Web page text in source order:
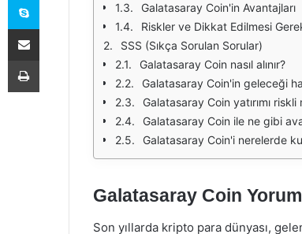
Galatasaray Coin'in Avantajları
Riskler ve Dikkat Edilmesi
SSS (Sıkça Sorulan Sorular)
Galatasaray Coin nasıl alınır?
Galatasaray Coin'in geleceği
Galatasaray Coin yatırımı riskli
Galatasaray Coin ile ne gibi
Galatasaray Coin'i nerelerde
Galatasaray Coin
Son yıllarda kripto para dünyası,
E-Posta ile paylaş